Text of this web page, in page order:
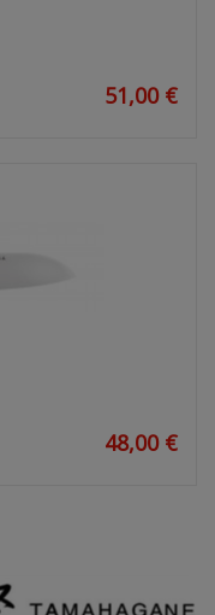
51,00 €
48,00 €